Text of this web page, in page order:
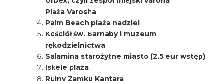
Plaża Varosha
Palm Beach plaża nadziei
Kościół św. Barnaby i muzeum
rękodzielnictwa
Salamina starożytne miasto (2.5 eur wstęp)
Iskele plaża
Ruiny Zamku Kantara